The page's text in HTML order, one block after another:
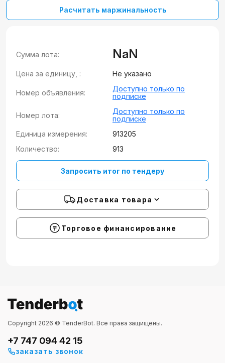
Расчитать маржинальность
Сумма лота: NaN
Цена за единицу, : Не указано
Номер объявления:
Доступно только по
подписке
Номер лота:
Доступно только по
подписке
Единица измерения:
913205
Количество:
913
Запросить итог по тендеру
Доставка товара
Торговое финансирование
Copyright 2026 © TenderBot. Все права защищены.
+7 747 094 42 15
заказать звонок